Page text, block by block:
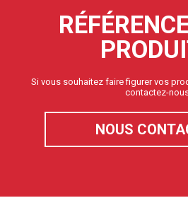
Si vous souhaitez faire figurer vos
contactez-
NOUS